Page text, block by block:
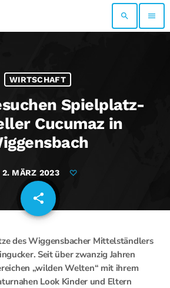
search menu
WIRTSCHAFT
Spielplatz-
Cucumaz in
2. MÄRZ 2023
share
email
des Wiggensbacher Mittelständlers
Seit über zwanzig Jahren
„wilden Welten“ mit ihrem
Look Kinder und Eltern